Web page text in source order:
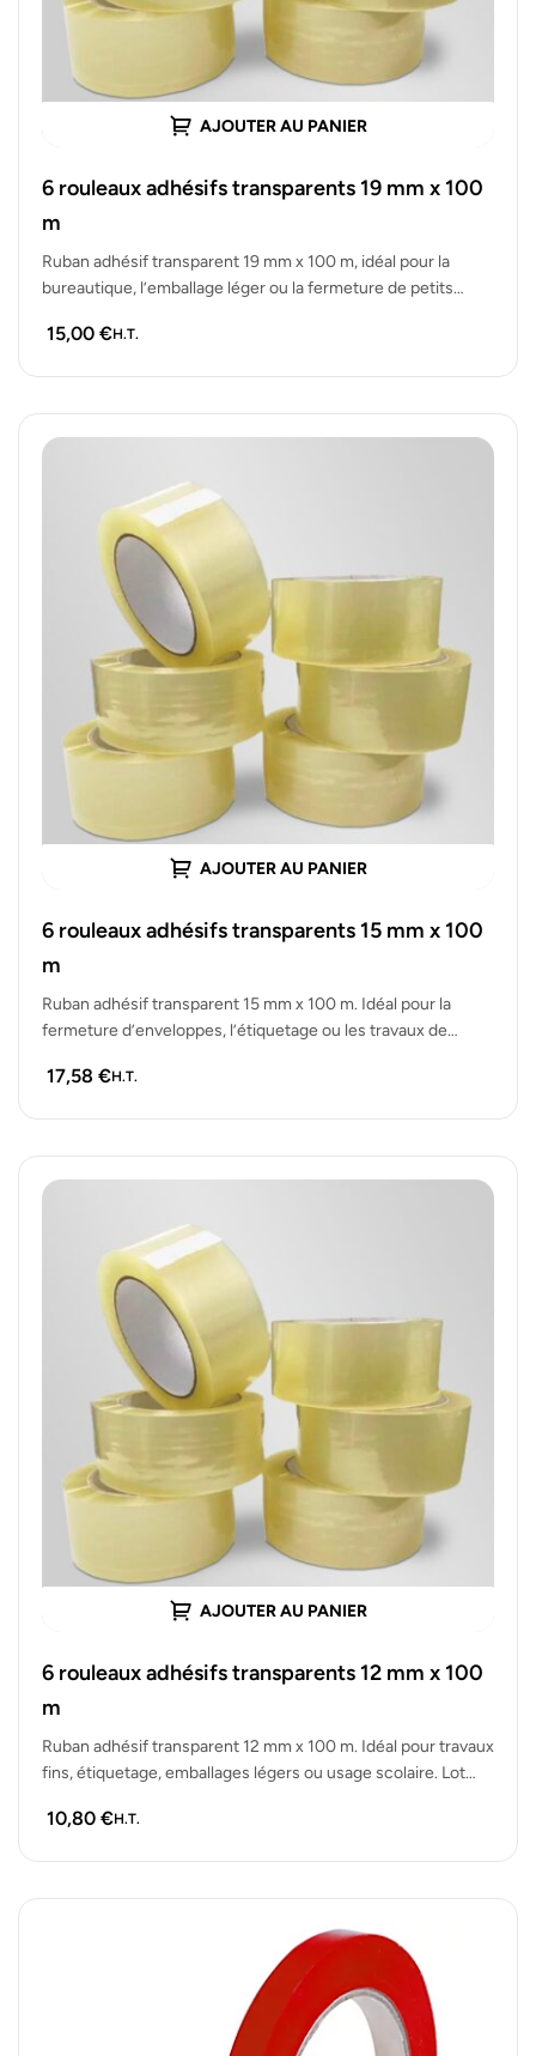
AJOUTER AU PANIER
6 rouleaux adhésifs transparents 19 mm x 100
m
Ruban adhésif transparent 19 mm x 100 m, idéal pour la
bureautique, l’emballage léger ou la fermeture de petits
15,00 €H.T.
AJOUTER AU PANIER
6 rouleaux adhésifs transparents 15 mm x 100
m
Ruban adhésif transparent 15 mm x 100 m. Idéal pour la
fermeture d’enveloppes, l’étiquetage ou les travaux de
17,58 €H.T.
AJOUTER AU PANIER
6 rouleaux adhésifs transparents 12 mm x 100
m
Ruban adhésif transparent 12 mm x 100 m. Idéal pour travaux
fins, étiquetage, emballages légers ou usage scolaire. Lot
10,80 €H.T.